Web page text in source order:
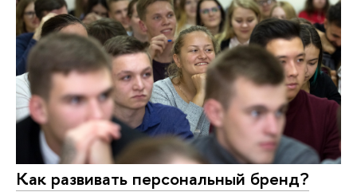
Как развивать персональный бренд?